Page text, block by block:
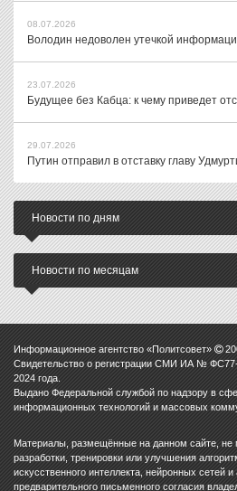
08.07.2026
Володин недоволен утечкой
23.07.2026
Будущее без Кабца: к чему приведет
29.07.2026
Путин отправил в отставку главу
Новости по дням
Новости по месяцам
Информационное агентство «Политсовет»
Свидетельство о регистрации СМИ ИА №
2024 года.
Выдано Федеральной службой по надзору в
информационных технологий и массовых
Материалы, размещённые на данном сайте, не
разработки, тренировки или улучшения
искусственного интеллекта, нейронных сетей
предварительного письменного согласия